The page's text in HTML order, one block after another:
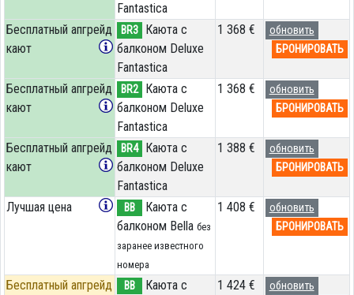
Fantastica
Бесплатный апгрейд
кают
BR3
Каюта с
балконом Deluxe
Fantastica
1 368 €
обновить
БРОНИРОВАТЬ
Бесплатный апгрейд
кают
BR2
Каюта с
балконом Deluxe
Fantastica
1 368 €
обновить
БРОНИРОВАТЬ
Бесплатный апгрейд
кают
BR4
Каюта с
балконом Deluxe
Fantastica
1 388 €
обновить
БРОНИРОВАТЬ
Лучшая цена BB
Каюта с
балконом Bella без
заранее известного
номера
1 408 €
обновить
БРОНИРОВАТЬ
Бесплатный апгрейд
BB
Каюта с
1 424 €
обновить